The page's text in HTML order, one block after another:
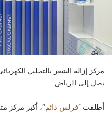
مركز إزالة الشعر بالتحليل
يصل إلى الرياض
أطلقت “فرلس دائم“، أكبر مركز